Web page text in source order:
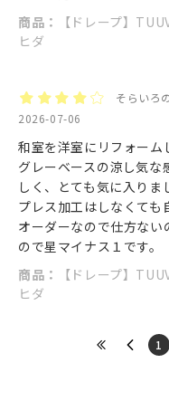
商品：
【ドレープ】
ヒダ
そらいろ
2026-07-06
和室を洋室にリフォーム
グレーベースの涼し気な
しく、とても気に入りま
プレス加工はしなくても
オーダーなので仕方な
ので星マイナス１です。
商品：
【ドレープ】
ヒダ
​1